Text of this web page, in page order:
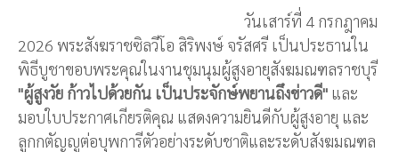
วันเสาร์ที่ 4 กรกฎาคม
2026 พระสังฆราชซิลวีโอ สิริพงษ์ จรัสศรี เป็นประธานใน
พิธีบูชาขอบพระคุณในงานชุมนุมผู้สูงอายุสังฆมณฑลราชบุรี
"ผู้สูงวัย ก้าวไปด้วยกัน เป็นประจักษ์พยานถึงข่าวดี" และ
มอบใบประกาศเกียรติคุณ แสดงความยินดีกับผู้สูงอายุ และ
ลูกกตัญญูต่อบุพการีตัวอย่างระดับชาติและระดับสังฆมณฑล